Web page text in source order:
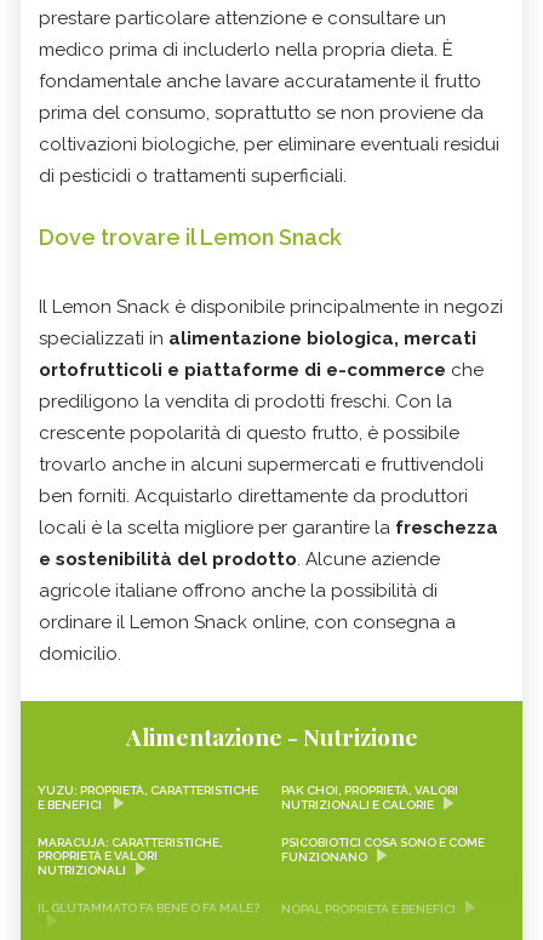
prestare particolare attenzione e consultare un
medico prima di includerlo nella propria dieta. È
fondamentale anche lavare accuratamente il frutto
prima del consumo, soprattutto se non proviene da
coltivazioni biologiche, per eliminare eventuali residui
di pesticidi o trattamenti superficiali.
Dove trovare il Lemon Snack
Il Lemon Snack è disponibile principalmente in negozi
specializzati in alimentazione biologica, mercati
ortofrutticoli e piattaforme di e-commerce che
prediligono la vendita di prodotti freschi. Con la
crescente popolarità di questo frutto, è possibile
trovarlo anche in alcuni supermercati e fruttivendoli
ben forniti. Acquistarlo direttamente da produttori
locali è la scelta migliore per garantire la freschezza
e sostenibilità del prodotto. Alcune aziende
agricole italiane offrono anche la possibilità di
ordinare il Lemon Snack online, con consegna a
domicilio.
Alimentazione - Nutrizione
YUZU: PROPRIETÀ, CARATTERISTICHE
E BENEFICI
PAK CHOI, PROPRIETÀ, VALORI
NUTRIZIONALI E CALORIE
MARACUJA: CARATTERISTICHE,
PROPRIETÀ E VALORI
NUTRIZIONALI
PSICOBIOTICI COSA SONO E COME
FUNZIONANO
IL GLUTAMMATO FA BENE O FA MALE? NOPAL PROPRIETÀ E BENEFICI